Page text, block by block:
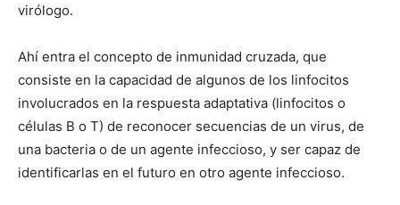
virólogo.
Ahí entra el concepto de inmunidad cruzada, que
consiste en la capacidad de algunos de los linfocitos
involucrados en la respuesta adaptativa (linfocitos o
células B o T) de reconocer secuencias de un virus, de
una bacteria o de un agente infeccioso, y ser capaz de
identificarlas en el futuro en otro agente infeccioso.